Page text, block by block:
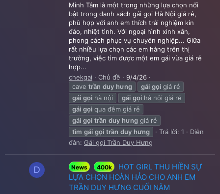
Minh Tâm là một trong những lựa chọn nổi
bật trong danh sách gái gọi Hà Nội giá rẻ,
phù hợp với anh em thích trải nghiệm kín
đáo, nhiệt tình. Với ngoại hình xinh xắn,
phong cách phục vụ chuyên nghiệp... Giữa
rất nhiều lựa chọn các em hàng trên thị
trường, việc tìm được một em gái vừa giá rẻ
hợp...
chekgai
Chủ đề
9/4/26
cave trần duy hưng gái gọi giá rẻ
gái gọi hà nội gái gọi hà nội giá rẻ
gái gọi qua đêm giá rẻ
gái gọi trần duy hưng giá rẻ
tìm gái gọi trần duy hưng Trả lời: 1
Diễn
đàn: Gái gọi Trần Duy Hưng
D News 400k
HOT GIRL THU HIỀN SỰ
LỰA CHỌN HOÀN HẢO CHO ANH EM
TRẦN DUY HƯNG CUỐI NĂM